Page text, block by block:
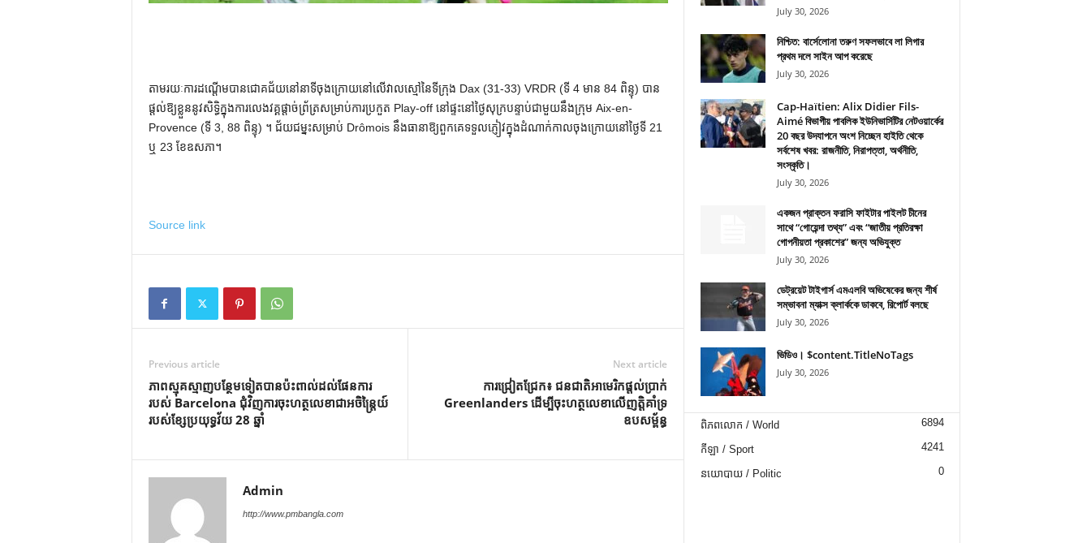
តាមរយៈការដណ្តើមបានជោគជ័យនៅនាទីចុងក្រោយនៅលើវាលស្មៅនៃទីក្រុង Dax (31-33) VRDR (ទី 4 មាន 84 ពិន្ទុ) បាន
ផ្តល់ឱ្យខ្លួននូវសិទ្ធិក្នុងការលេងវគ្គផ្តាច់ព្រ័ត្រសម្រាប់ការប្រកួត Play-off នៅផ្ទះនៅថ្ងៃសុក្របន្ទាប់ជាមួយនឹងក្រុម Aix-en-
Provence (ទី 3, 88 ពិន្ទុ) ។ ជ័យជម្នះសម្រាប់ Drômois នឹងធានាឱ្យពួកគេទទួលភ្ញៀវក្នុងដំណាក់កាលចុងក្រោយនៅថ្ងៃទី 21
ឬ 23 ខែឧសភា។
Source link
Previous article
ភាពស្មុគស្មាញបន្ថែមទៀតបានប៉ះពាល់ដល់ផែនការ
របស់ Barcelona ជុំវិញការចុះហត្ថលេខាជាអចិន្ត្រៃយ៍
របស់ខ្សែប្រយុទ្ធវ័យ 28 ឆ្នាំ
Next article
ការជ្រៀតជ្រែក៖ ជនជាតិអាមេរិកផ្តល់ប្រាក់
Greenlanders ដើម្បីចុះហត្ថលេខាលើញត្តិគាំទ្រ
ឧបសម្ព័ន្ធ
Admin
http://www.pmbangla.com
July 30, 2026
নিশ্চিত: বার্সেলোনা তরুণ সফলভাবে লা লিগার
প্রথম দলে সাইন আপ করেছে
July 30, 2026
Cap-Haïtien: Alix Didier Fils-
Aimé বিভাগীয় পাবলিক ইউনিভার্সিটির নেটওয়ার্কের
20 বছর উদযাপনে অংশ নিচ্ছেন হাইতি থেকে
সর্বশেষ খবর: রাজনীতি, নিরাপত্তা, অর্থনীতি,
সংস্কৃতি।
July 30, 2026
একজন প্রাক্তন ফরাসি ফাইটার পাইলট চীনের
সাথে “গোয়েন্দা তথ্য” এবং “জাতীয় প্রতিরক্ষা
গোপনীয়তা প্রকাশের” জন্য অভিযুক্ত
July 30, 2026
ডেট্রয়েট টাইগার্স এমএলবি অভিষেকের জন্য শীর্ষ
সম্ভাবনা ম্যাক্স ক্লার্ককে ডাকবে, রিপোর্ট বলছে
July 30, 2026
ভিডিও। $content.TitleNoTags
July 30, 2026
ពិភពលោក / World 6894
កីឡា / Sport 4241
នយោបាយ / Politic 0